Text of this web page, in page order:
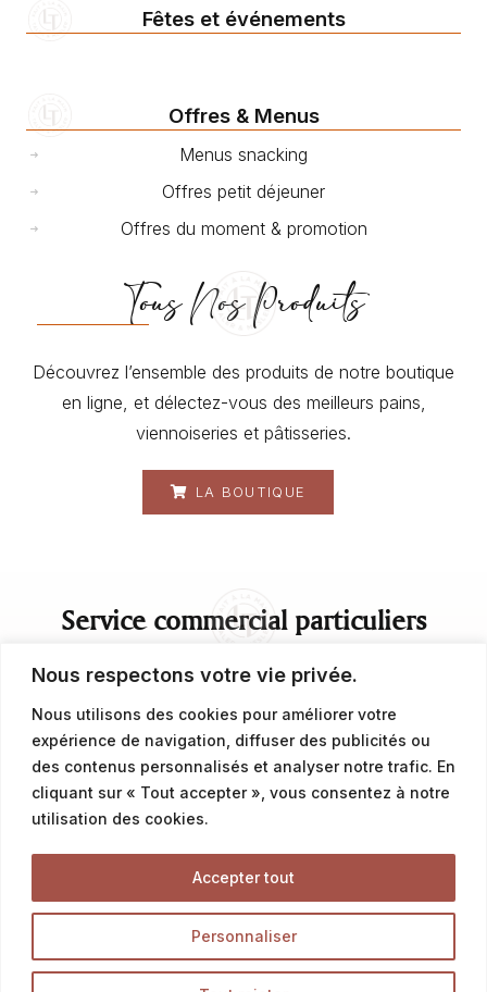
Nous respectons votre vie privée.
Nous utilisons des cookies pour améliorer votre
expérience de navigation, diffuser des publicités ou
des contenus personnalisés et analyser notre trafic. En
cliquant sur « Tout accepter », vous consentez à notre
utilisation des cookies.
Personnaliser
Accepter tout
Fêtes et événements
Offres & Menus
Menus snacking
Offres petit déjeuner
Offres du moment & promotion
Tous Nos Produits
Découvrez l’ensemble des produits de notre boutique
en ligne, et délectez-vous des meilleurs pains,
viennoiseries et pâtisseries.
LA BOUTIQUE
Service commercial particuliers
contact@latalemelerie.com
04 76 43 20 09
Service commercial professionnels
commercial@latalemelerie.com
04 76 43 20 09